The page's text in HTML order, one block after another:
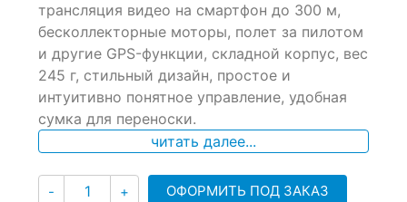
based
on
customer
ratings
трансляция видео на смартфон до 300 м,
бесколлекторные моторы, полет за пилотом
и другие GPS-функции, складной корпус, вес
245 г, стильный дизайн, простое и
интуитивно понятное управление, удобная
сумка для переноски.
читать далее...
- Количество
+ ОФОРМИТЬ ПОД ЗАКАЗ